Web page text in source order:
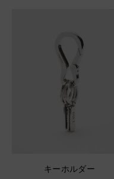
キーホルダー